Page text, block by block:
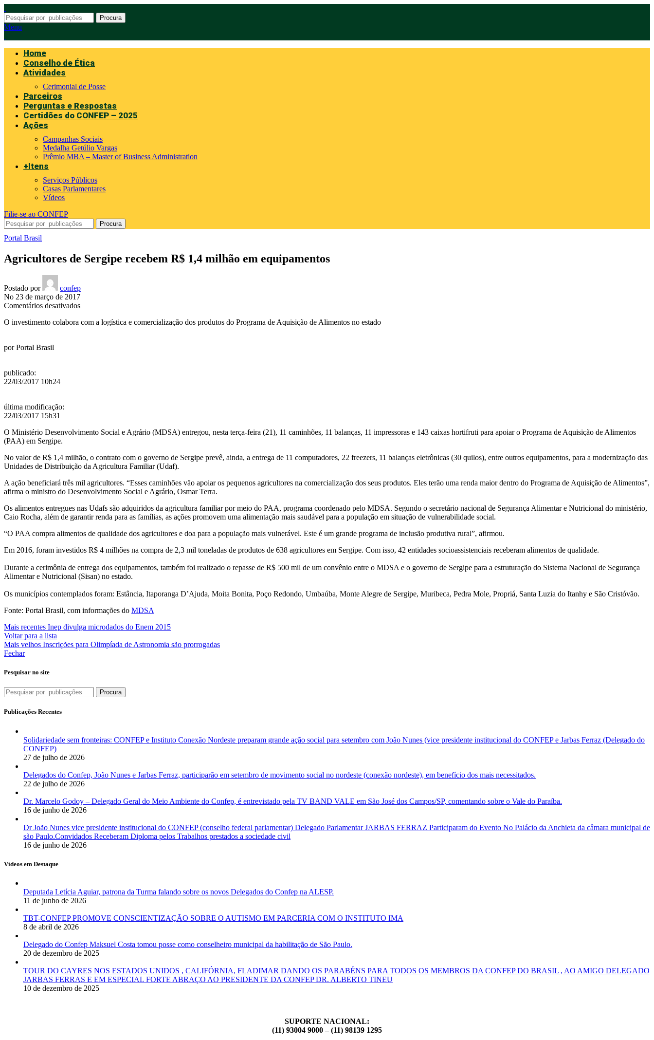
Procura
Menu
Home
Conselho de Ética
Atividades
Cerimonial de Posse
Parceiros
Perguntas e Respostas
Certidões do CONFEP – 2025
Ações
Campanhas Sociais
Medalha Getúlio Vargas
Prêmio MBA – Master of Business Administration
+Itens
Serviços Públicos
Casas Parlamentares
Vídeos
Filie-se ao CONFEP
Procura
Portal Brasil
Agricultores de Sergipe recebem R$ 1,4 milhão em equipamentos
Postado por
confep
No 23 de março de 2017
Comentários desativadosem
de
O investimento colabora com a logística e comercialização dos produtos do Programa de Aquisição de Alimentos no estado
porPortal Brasil
publicado:
22/03/2017 10h24
última modificação:
22/03/2017 15h31
O Ministério Desenvolvimento Social e Agrário (MDSA) entregou, nesta terça-feira (21), 11 caminhões, 11 balanças, 11 impressoras e 143 caixas hortifruti para apoiar o Programa de Aquisição de Alimentos
(PAA) em Sergipe.
No valor de R$ 1,4 milhão, o contrato com o governo de Sergipe prevê, ainda, a entrega de 11 computadores, 22 freezers, 11 balanças eletrônicas (30 quilos), entre outros equipamentos, para a modernização das
Unidades de Distribuição da Agricultura Familiar (Udaf).
A ação beneficiará três mil agricultores. “Esses caminhões vão apoiar os pequenos agricultores na comercialização dos seus produtos. Eles terão uma renda maior dentro do Programa de Aquisição de Alimentos”,
afirma o ministro do Desenvolvimento Social e Agrário, Osmar Terra.
Os alimentos entregues nas Udafs são adquiridos da agricultura familiar por meio do PAA, programa coordenado pelo MDSA. Segundo o secretário nacional de Segurança Alimentar e Nutricional do ministério,
Caio Rocha, além de garantir renda para as famílias, as ações promovem uma alimentação mais saudável para a população em situação de vulnerabilidade social.
“O PAA compra alimentos de qualidade dos agricultores e doa para a população mais vulnerável. Este é um grande programa de inclusão produtiva rural”, afirmou.
Em 2016, foram investidos R$ 4 milhões na compra de 2,3 mil toneladas de produtos de 638 agricultores em Sergipe. Com isso, 42 entidades socioassistenciais receberam alimentos de qualidade.
Durante a cerimônia de entrega dos equipamentos, também foi realizado o repasse de R$ 500 mil de um convênio entre o MDSA e o governo de Sergipe para a estruturação do Sistema Nacional de Segurança
Alimentar e Nutricional (Sisan) no estado.
Os municípios contemplados foram: Estância, Itaporanga D’Ajuda, Moita Bonita, Poço Redondo, Umbaúba, Monte Alegre de Sergipe, Muribeca, Pedra Mole, Propriá, Santa Luzia do Itanhy e São Cristóvão.
Fonte: Portal Brasil, com informações do MDSA
Mais recentes Inep divulga microdados do Enem 2015
Voltar para a lista
Mais velhos Inscrições para Olimpíada de Astronomia são prorrogadas
Fechar
Pesquisar no site
Procura
Publicações Recentes
Solidariedade sem fronteiras: CONFEP e Instituto Conexão Nordeste preparam grande ação social para setembro com João Nunes (vice presidente institucional do CONFEP e Jarbas Ferraz (Delegado do
CONFEP)
27 de julho de 2026
Delegados do Confep, João Nunes e Jarbas Ferraz, participarão em setembro de movimento social no nordeste (conexão nordeste), em benefício dos mais necessitados.
22 de julho de 2026
Dr. Marcelo Godoy – Delegado Geral do Meio Ambiente do Confep, é entrevistado pela TV BAND VALE em São José dos Campos/SP, comentando sobre o Vale do Paraíba.
16 de junho de 2026
Dr João Nunes vice presidente institucional do CONFEP (conselho federal parlamentar) Delegado Parlamentar JARBAS FERRAZ Participaram do Evento No Palácio da Anchieta da câmara municipal de
são Paulo.Convidados Receberam Diploma pelos Trabalhos prestados a sociedade civil
16 de junho de 2026
Vídeos em Destaque
Deputada Letícia Aguiar, patrona da Turma falando sobre os novos Delegados do Confep na ALESP.
11 de junho de 2026
TBT-CONFEP PROMOVE CONSCIENTIZAÇÃO SOBRE O AUTISMO EM PARCERIA COM O INSTITUTO IMA
8 de abril de 2026
Delegado do Confep Maksuel Costa tomou posse como conselheiro municipal da habilitação de São Paulo.
20 de dezembro de 2025
TOUR DO CAYRES NOS ESTADOS UNIDOS , CALIFÓRNIA, FLADIMAR DANDO OS PARABÉNS PARA TODOS OS MEMBROS DA CONFEP DO BRASIL , AO AMIGO DELEGADO
JARBAS FERRAS E EM ESPECIAL FORTE ABRAÇO AO PRESIDENTE DA CONFEP DR. ALBERTO TINEU
10 de dezembro de 2025
SUPORTE NACIONAL:
(11) 93004 9000 – (11) 98139 1295